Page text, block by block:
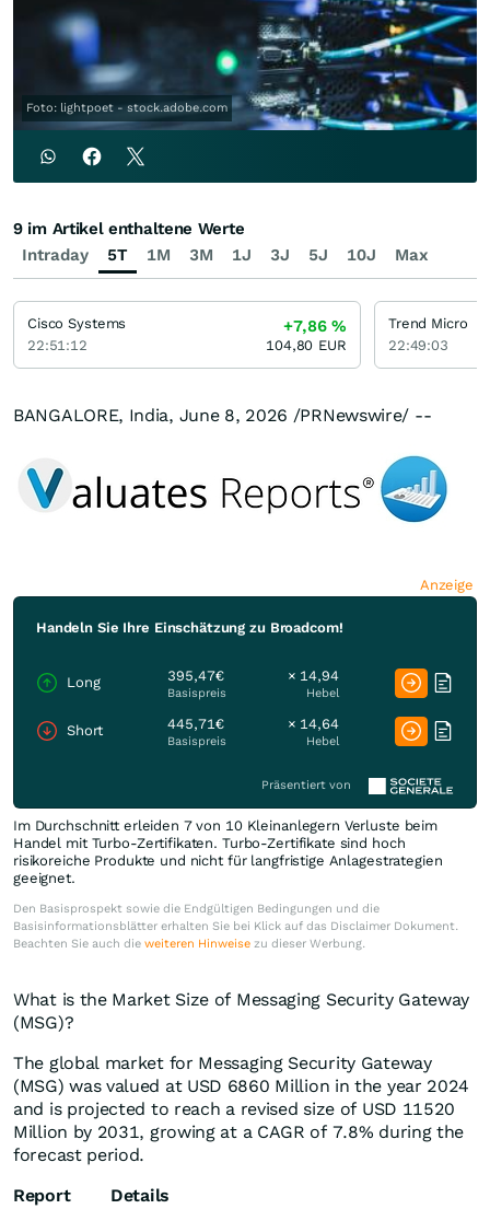
Foto: lightpoet - stock.adobe.com
BANGALORE, India, June 8, 2026 /PRNewswire/ --
Anzeige
Handeln Sie Ihre Einschätzung zu Broadcom!
Long 395,47€
Basispreis
× 14,94
Hebel
Short 445,71€
Basispreis
× 14,64
Hebel
Präsentiert von
Im Durchschnitt erleiden 7 von 10 Kleinanlegern Verluste beim
Handel mit Turbo-Zertifikaten. Turbo-Zertifikate sind hoch
risikoreiche Produkte und nicht für langfristige Anlagestrategien
geeignet.
Den Basisprospekt sowie die Endgültigen Bedingungen und die
Basisinformationsblätter erhalten Sie bei Klick auf das Disclaimer Dokument.
Beachten Sie auch die weiteren Hinweise zu dieser Werbung.
What is the Market Size of Messaging Security Gateway
(MSG)?
The global market for Messaging Security Gateway
(MSG) was valued at USD 6860 Million in the year 2024
and is projected to reach a revised size of USD 11520
Million by 2031, growing at a CAGR of 7.8% during the
forecast period.
Report
Details
Intraday 5T 1M 3M 1J 3J 5J 10J Max
9 im Artikel enthaltene Werte
Cisco Systems
22:51:12
+7,86%
104,80 EUR
Trend Micro
22:49:03